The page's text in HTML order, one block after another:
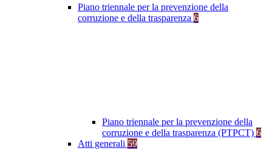
Piano triennale per la prevenzione della
corruzione e della trasparenza 6
Piano triennale per la prevenzione della
corruzione e della trasparenza (PTPCT) 6
Atti generali 59